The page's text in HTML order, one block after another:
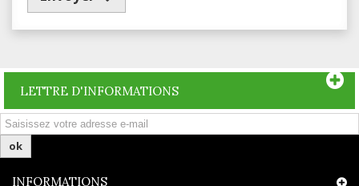
LETTRE D'INFORMATIONS
ok
INFORMATIONS